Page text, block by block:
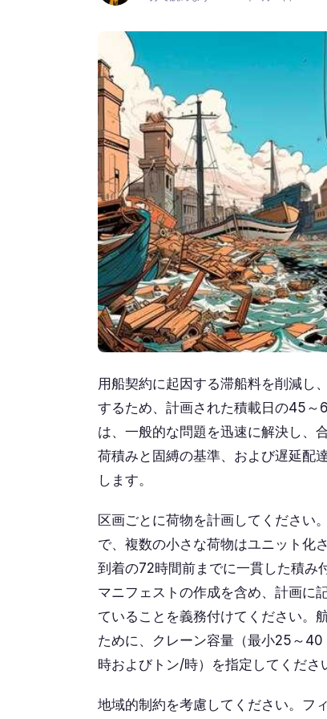
用船契約に起因する滞船料を削減し
するため、計画された積載日の45
は、一般的な問題を迅速に解決し、
荷積みと固縛の基準、および遅延配
します。
区画ごとに荷物を計画してくださ
で、複数の小さな荷物はユニット化
到着の72時間前までに一貫した積み
マニフェストの作成を含め、計画に
ていることを義務付けてください。
ために、クレーン容量（最小25～
時およびトン/時）を指定してくださ
地域的制約を考慮してください。フ